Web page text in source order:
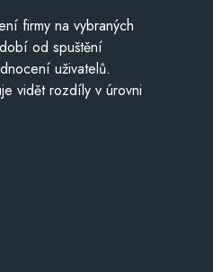
firmy na vybraných
od spuštění
uživatelů.
vidět rozdíly v úrovni